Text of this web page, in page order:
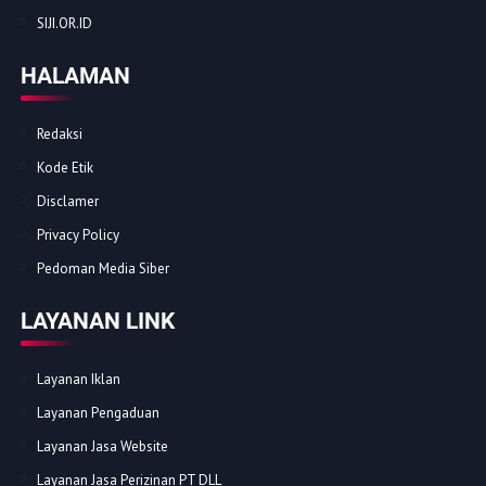
SIJI.OR.ID
HALAMAN
Redaksi
Kode Etik
Disclamer
Privacy Policy
Pedoman Media Siber
LAYANAN LINK
Layanan Iklan
Layanan Pengaduan
Layanan Jasa Website
Layanan Jasa Perizinan PT DLL